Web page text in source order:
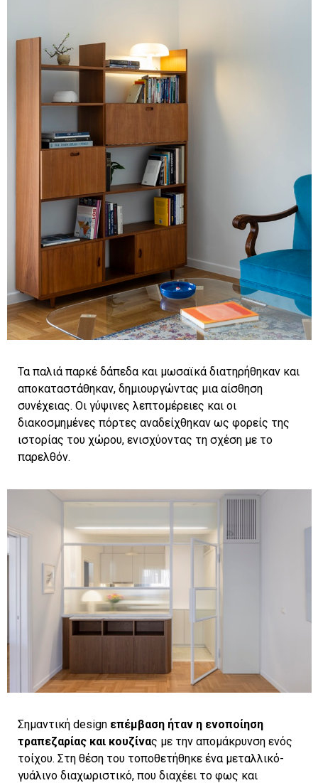
Τα παλιά παρκέ δάπεδα και μωσαϊκά διατηρήθηκαν και
αποκαταστάθηκαν, δημιουργώντας μια αίσθηση
συνέχειας. Οι γύψινες λεπτομέρειες και οι
διακοσμημένες πόρτες αναδείχθηκαν ως φορείς της
ιστορίας του χώρου, ενισχύοντας τη σχέση με το
παρελθόν.
Σημαντική design επέμβαση ήταν η ενοποίηση
τραπεζαρίας και κουζίνας με την απομάκρυνση ενός
τοίχου. Στη θέση του τοποθετήθηκε ένα μεταλλικό-
γυάλινο διαχωριστικό, που διαχέει το φως και